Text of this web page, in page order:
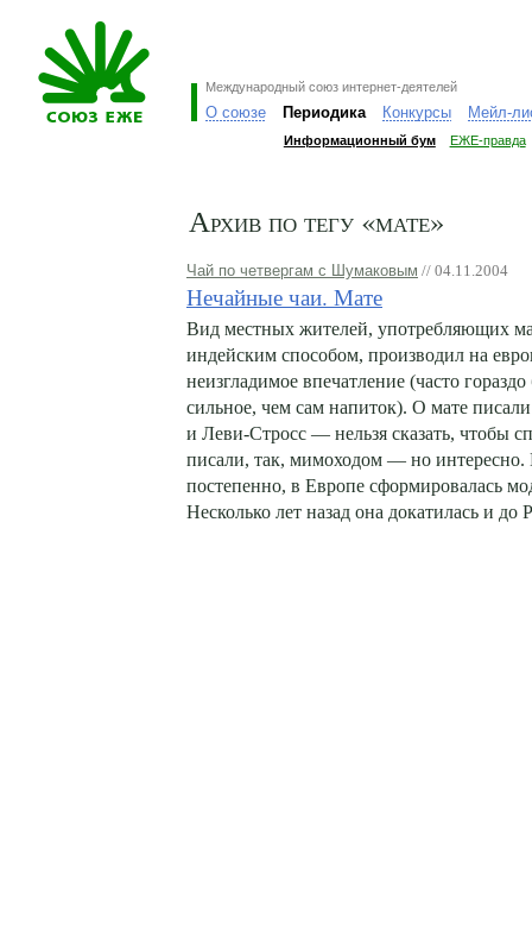
Международный союз интернет-деятелей
О союзе Периодика Конкурсы Мейл-
Информационный бум ЕЖЕ-правда
Архив по тегу «мате»
Чай по четвергам с Шумаковым // 04.11.2004
Нечайные чаи. Мате
Вид местных жителей, употребляющих
индейским способом, производил на
неизгладимое впечатление (часто гораздо
сильное, чем сам напиток). О мате
и Леви-Стросс — нельзя сказать, чтобы
писали, так, мимоходом — но интересно.
постепенно, в Европе сформировалась
Несколько лет назад она докатилась и до